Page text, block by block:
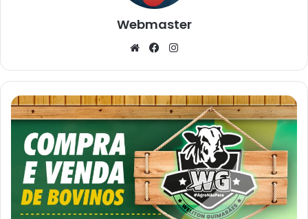
Webmaster
WebsiteFacebook